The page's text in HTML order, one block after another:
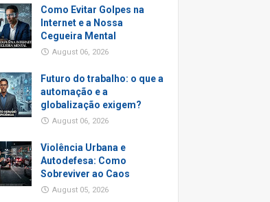
Como Evitar Golpes na
Internet e a Nossa
Cegueira Mental
August 06, 2026
Futuro do trabalho: o que a
automação e a
globalização exigem?
August 06, 2026
Violência Urbana e
Autodefesa: Como
Sobreviver ao Caos
August 05, 2026